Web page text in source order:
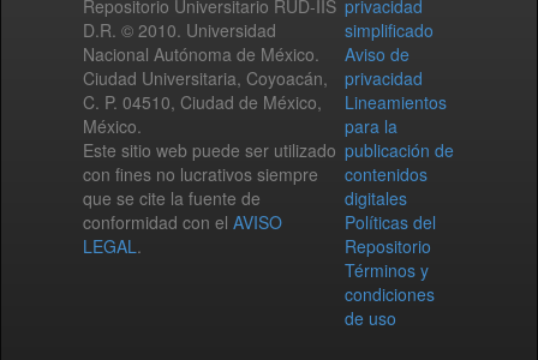
Repositorio Universitario RUD-IIS
D.R. © 2010. Universidad
Nacional Autónoma de México.
Ciudad Universitaria, Coyoacán,
C. P. 04510, Ciudad de México,
México.
Este sitio web puede ser utilizado
con fines no lucrativos siempre
que se cite la fuente de
conformidad con el AVISO
LEGAL.
privacidad
simplificado
Aviso de
privacidad
Lineamientos
para la
publicación de
contenidos
digitales
Políticas del
Repositorio
Términos y
condiciones
de uso